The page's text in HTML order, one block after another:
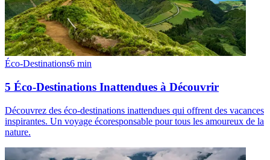
Éco-Destinations6 min
5 Éco-Destinations Inattendues à Découvrir
Découvrez des éco-destinations inattendues qui offrent des vacances
inspirantes. Un voyage écoresponsable pour tous les amoureux de la
nature.